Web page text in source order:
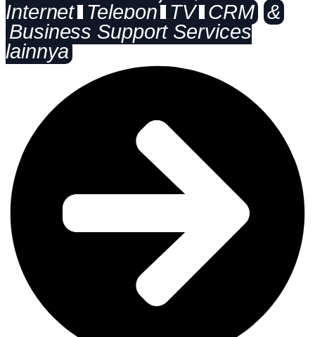
Internet
Telepon TV CRM &
Business Support Services
lainnya